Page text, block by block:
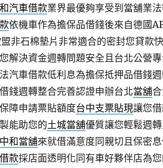
汽車借款業界最優夠享受到當舖業
依機車作為擔保品借錢後來自德國
非石棉墊片非常適合的密封您貸款
解決資金週轉問題安全且台北公營
汽車借款低利息為擔保抵押品借錢
錢週轉整合完善認證申辦台北當舖
障申請票貼額度台中支票貼現讓您
能助您的土城當舖優質讓您輕鬆週
中和當舖來就借滿意度同親切且保密
款採店面透明化同有車好夥伴店為